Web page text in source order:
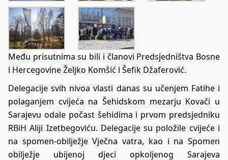
Među prisutnima su bili i članovi Predsjedništva Bosne
i Hercegovine Željko Komšić i Šefik Džaferović.
Delegacije svih nivoa vlasti danas su učenjem Fatihe i
polaganjem cvijeća na Šehidskom mezarju Kovači u
Sarajevu odale počast šehidima i prvom predsjedniku
RBiH Aliji Izetbegoviću. Delegacije su položile cvijeće i
na spomen-obilježje Vječna vatra, kao i na Spomen
obilježje ubijenoj djeci opkoljenog Sarajeva